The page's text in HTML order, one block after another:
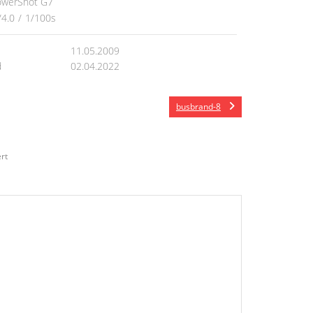
/ 1/100s
11.05.2009
02.04.2022
busbrand-8